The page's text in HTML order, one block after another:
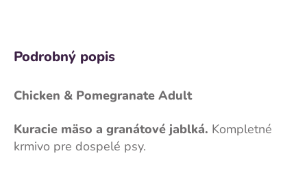
Podrobný popis
Chicken & Pomegranate Adult
Kuracie mäso a granátové jablká. Kompletné
krmivo pre dospelé psy.